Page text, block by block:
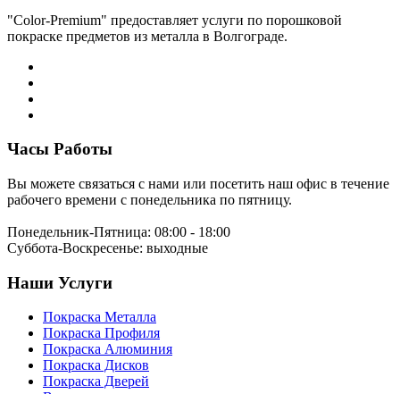
"Color-Premium" предоставляет услуги по порошковой
покраске предметов из металла в Волгограде.
Часы Работы
Вы можете связаться с нами или посетить наш офис в течение
рабочего времени с понедельника по пятницу.
Понедельник-Пятница: 08:00 - 18:00
Суббота-Воскресенье: выходные
Наши Услуги
Покраска Металла
Покраска Профиля
Покраска Алюминия
Покраска Дисков
Покраска Дверей